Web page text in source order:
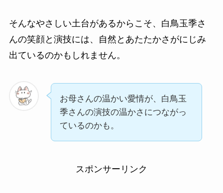
そんなやさしい土台があるからこそ、白鳥玉季さ
んの笑顔と演技には、自然とあたたかさがにじみ
出ているのかもしれません。
お母さんの温かい愛情が、白鳥玉
季さんの演技の温かさにつながっ
ているのかも。
スポンサーリンク